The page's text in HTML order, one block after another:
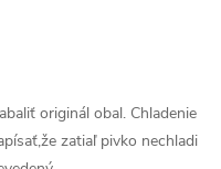
originál obal. Chladenie
zatiaľ pivko nechladi